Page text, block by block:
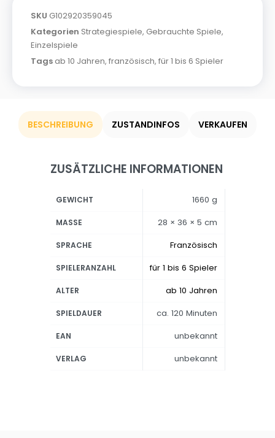
SKU G102920359045
Kategorien Strategiespiele, Gebrauchte Spiele,
Einzelspiele
Tags ab 10 Jahren, französisch, für 1 bis 6 Spieler
BESCHREIBUNG ZUSTANDINFOS VERKAUFEN
ZUSÄTZLICHE INFORMATIONEN
GEWICHT 1660 g
MASSE 28 × 36 × 5 cm
SPRACHE Französisch
SPIELERANZAHL für 1 bis 6 Spieler
ALTER ab 10 Jahren
SPIELDAUER ca. 120 Minuten
EAN unbekannt
VERLAG unbekannt